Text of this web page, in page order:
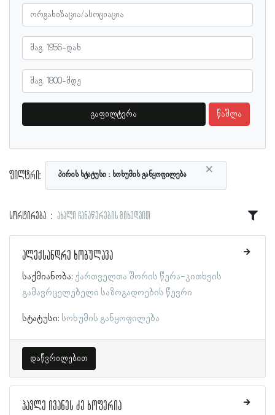
გაფილტვრა წაშლა
ფილტრი: ×
პირის სტატუსი სოხუმის განყოფილება
სორტირება ახალი ჩანაწერების მიხედვით
ალექსანდრე ხობულავა
საქმიანობა: ქართველთა შორის წერა-კითხვის
გამავრცელებელი საზოგადოების წევრი
სტატუსი: სოხუმის განყოფილება
დაწვრილებით
პავლე ივანეს ძე ხოფერია